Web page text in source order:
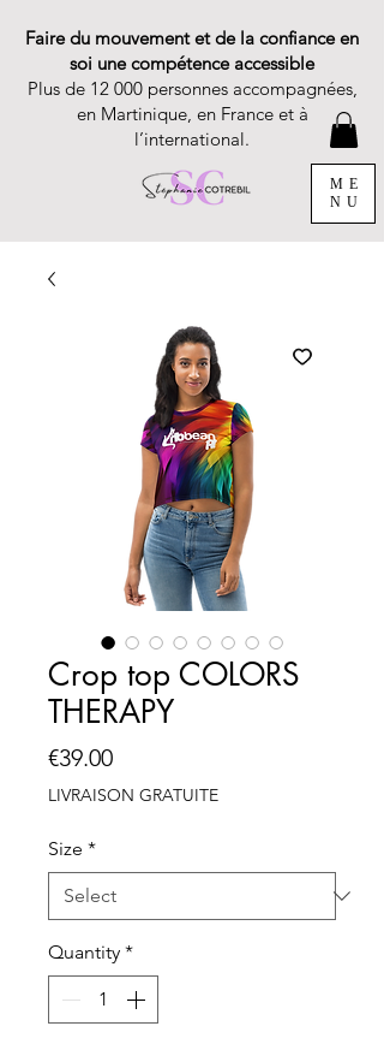
Faire du mouvement et de la confiance en
soi une compétence accessible
Plus de 12 000 personnes accompagnées,
en Martinique, en France et à
l’international.
ME
NU
Crop top COLORS
THERAPY
€39.00Price
LIVRAISON GRATUITE
Size *
Quantity *